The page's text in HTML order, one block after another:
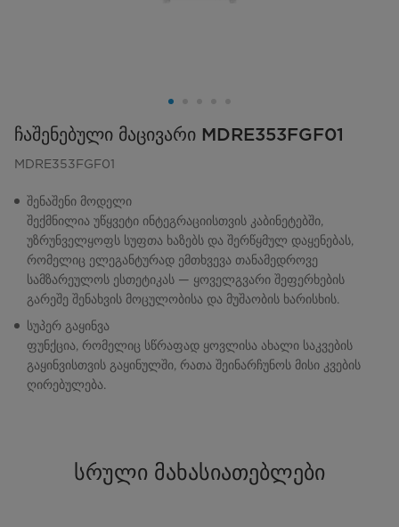
ჩაშენებული მაცივარი MDRE353FGF01
MDRE353FGF01
შენაშენი მოდელი
შექმნილია უწყვეტი ინტეგრაციისთვის კაბინეტებში,
უზრუნველყოფს სუფთა ხაზებს და შერწყმულ დაყენებას,
რომელიც ელეგანტურად ემთხვევა თანამედროვე
სამზარეულოს ესთეტიკას — ყოველგვარი შეფერხების
გარეშე შენახვის მოცულობისა და მუშაობის ხარისხის.
სუპერ გაყინვა
ფუნქცია, რომელიც სწრაფად ყოვლისა ახალი საკვების
გაყინვისთვის გაყინულში, რათა შეინარჩუნოს მისი კვების
ღირებულება.
სრული მახასიათებლები